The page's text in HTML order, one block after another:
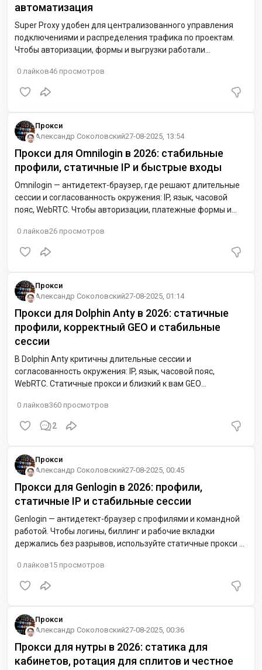
автоматизация
Super Proxy удобен для централизованного управления
подключениями и распределения трафика по проектам.
Чтобы авторизации, формы и выгрузки работали
HTTPS/CONNECT и SOCKS5 и подбирайте близкое к вам
GEO. Для Европы подойдут Нидерланды (NL) или Германия
(DE) — ниже задержка к облакам и трекерам.
0 лайков46 просмотров
Прокси
Александр Соколовский27-08-2025, 13:54
Прокси для Omnilogin в 2026: стабильные
профили, статичные IP и быстрые входы
Omnilogin — антидетект-браузер, где решают длительные
сессии и согласованность окружения: IP, язык, часовой
пояс, WebRTC. Чтобы авторизации, платежные формы и
близкое к вам GEO. Для Европы удобно начать с
Нидерландов (NL) или Германии (DE) — ниже задержка к
облакам и CDN.
0 лайков26 просмотров
Прокси
Александр Соколовский27-08-2025, 01:14
Прокси для Dolphin Anty в 2026: статичные
профили, корректный GEO и стабильные
сессии
В Dolphin Anty критичны длительные сессии и
согласованность окружения: IP, язык, часовой пояс,
WebRTC. Статичные прокси и близкий к вам GEO
и упрощают командную работу. Для Европы начните с
Нидерландов (NL) или Германии (DE).
0 лайков360 просмотров
2
Прокси
Александр Соколовский27-08-2025, 00:45
Прокси для Genlogin в 2026: профили,
статичные IP и стабильные сессии
Genlogin — антидетект-браузер с профилями и командной
работой. Чтобы логины, биллинг и рабочие вкладки
держались без разрывов, используйте статичные прокси и
или Германии (DE) — ниже задержка к облакам и трекерам.
0 лайков15 просмотров
Прокси
Александр Соколовский27-08-2025, 00:36
Прокси для нутры в 2026: статика для
кабинетов, ротация для сплитов и честное